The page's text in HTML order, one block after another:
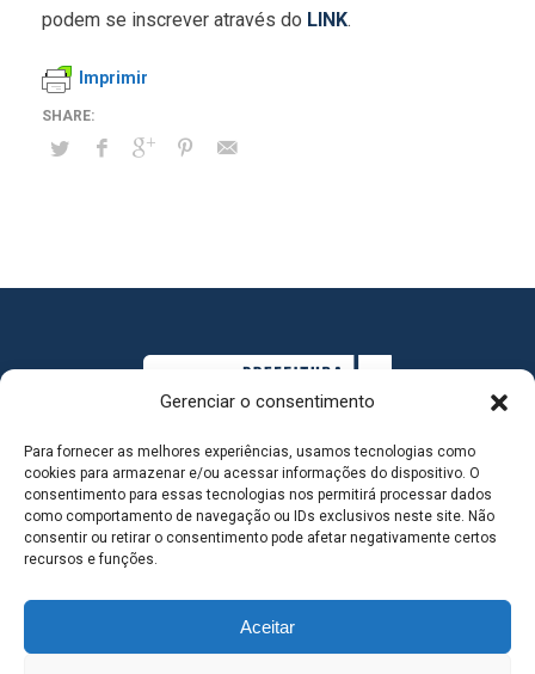
Gerenciar o consentimento
Para fornecer as melhores experiências, usamos tecnologias como
cookies para armazenar e/ou acessar informações do dispositivo. O
consentimento para essas tecnologias nos permitirá processar dados
como comportamento de navegação ou IDs exclusivos neste site. Não
consentir ou retirar o consentimento pode afetar negativamente certos
recursos e funções.
Aceitar
podem se inscrever através do LINK.
Imprimir
MAPA DO SITE